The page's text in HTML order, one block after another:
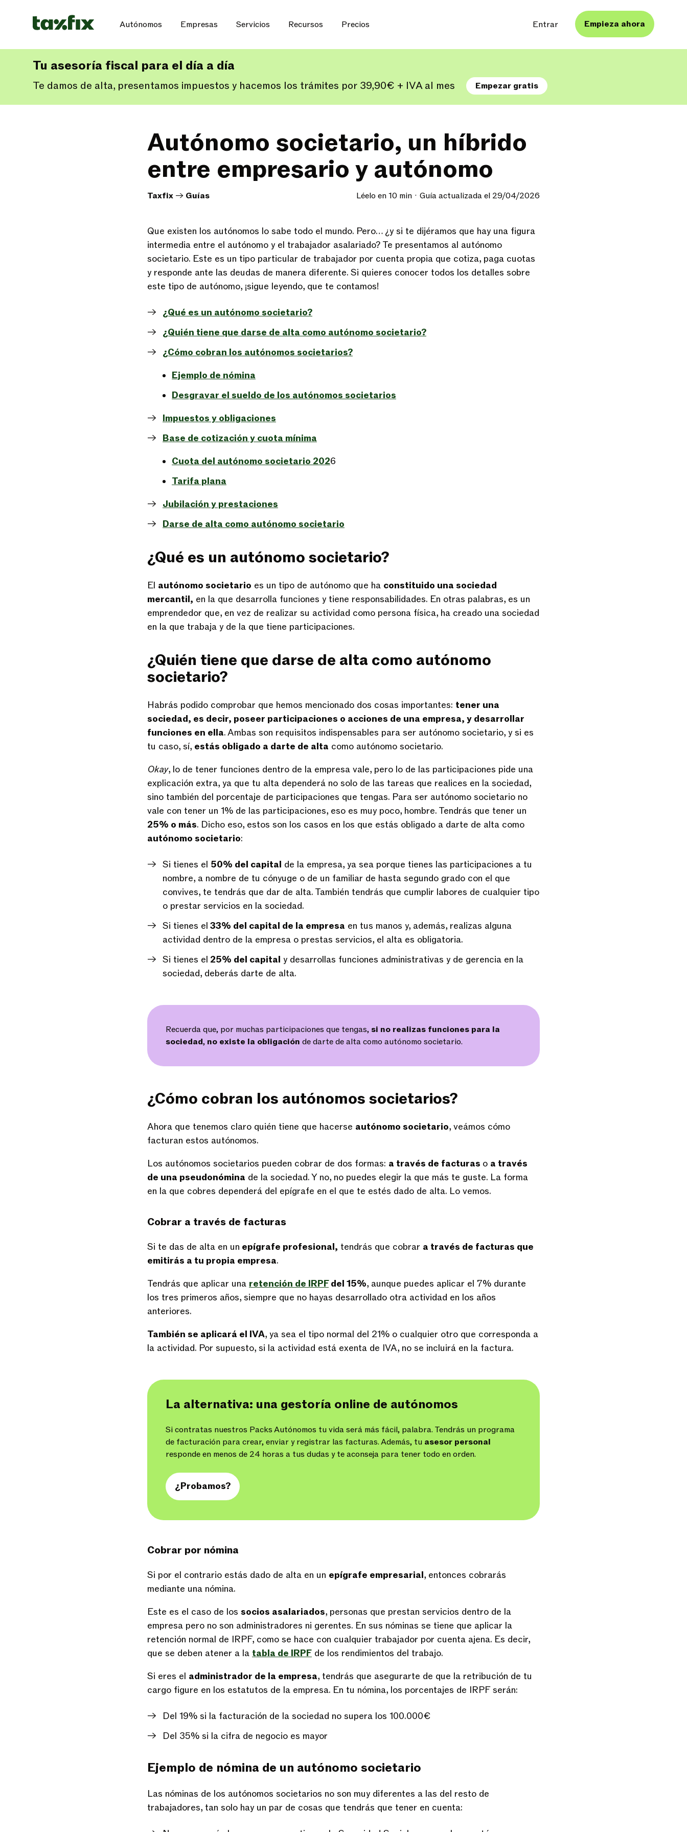
Autónomos Empresas Servicios Recursos Precios Entrar Empieza ahora
Tu asesoría fiscal para el día a día
Te damos de alta, presentamos impuestos y hacemos los trámites por 39,90€ + IVA al mes Empezar gratis
Autónomo societario, un híbrido
entre empresario y autónomo
Taxfix -> Guías Léelo en 10 min Guía actualizada el 29/04/2026
Que existen los autónomos lo sabe todo el mundo. Pero… ¿y si te dijéramos que hay una figura
intermedia entre el autónomo y el trabajador asalariado? Te presentamos al autónomo
societario. Este es un tipo particular de trabajador por cuenta propia que cotiza, paga cuotas
y responde ante las deudas de manera diferente. Si quieres conocer todos los detalles sobre
este tipo de autónomo, ¡sigue leyendo, que te contamos!
¿Qué es un autónomo societario?
¿Quién tiene que darse de alta como autónomo societario?
¿Cómo cobran los autónomos societarios?
Ejemplo de nómina
Desgravar el sueldo de los autónomos societarios
Impuestos y obligaciones
Base de cotización y cuota mínima
Cuota del autónomo societario 2026
Tarifa plana
Jubilación y prestaciones
Darse de alta como autónomo societario
¿Qué es un autónomo societario?
El autónomo societario es un tipo de autónomo que ha constituido una sociedad
mercantil, en la que desarrolla funciones y tiene responsabilidades. En otras palabras, es un
emprendedor que, en vez de realizar su actividad como persona física, ha creado una sociedad
en la que trabaja y de la que tiene participaciones.
¿Quién tiene que darse de alta como autónomo
societario?
Habrás podido comprobar que hemos mencionado dos cosas importantes: tener una
sociedad, es decir, poseer participaciones o acciones de una empresa, y desarrollar
funciones en ella. Ambas son requisitos indispensables para ser autónomo societario, y si es
tu caso, sí, estás obligado a darte de alta como autónomo societario.
Okay, lo de tener funciones dentro de la empresa vale, pero lo de las participaciones pide una
explicación extra, ya que tu alta dependerá no solo de las tareas que realices en la sociedad,
sino también del porcentaje de participaciones que tengas. Para ser autónomo societario no
vale con tener un 1% de las participaciones, eso es muy poco, hombre. Tendrás que tener un
25% o más. Dicho eso, estos son los casos en los que estás obligado a darte de alta como
autónomo societario:
Si tienes el 50% del capital de la empresa, ya sea porque tienes las participaciones a tu
nombre, a nombre de tu cónyuge o de un familiar de hasta segundo grado con el que
convives, te tendrás que dar de alta. También tendrás que cumplir labores de cualquier tipo
o prestar servicios en la sociedad.
Si tienes el 33% del capital de la empresa en tus manos y, además, realizas alguna
actividad dentro de la empresa o prestas servicios, el alta es obligatoria.
Si tienes el 25% del capital y desarrollas funciones administrativas y de gerencia en la
sociedad, deberás darte de alta.
Recuerda que, por muchas participaciones que tengas,si no realizas funciones para la
sociedad, no existe la obligación de darte de alta como autónomo societario.
¿Cómo cobran los autónomos societarios?
Ahora que tenemos claro quién tiene que hacerse autónomo societario, veámos cómo
facturan estos autónomos.
Los autónomos societarios pueden cobrar de dos formas: a través de facturas o a través
de una pseudonómina de la sociedad. Y no, no puedes elegir la que más te guste. La forma
en la que cobres dependerá del epígrafe en el que te estés dado de alta. Lo vemos.
Cobrar a través de facturas
Si te das de alta en un epígrafe profesional, tendrás que cobrar a través de facturas que
emitirás a tu propia empresa.
Tendrás que aplicar una retención de IRPFdel 15%, aunque puedes aplicar el 7% durante
los tres primeros años, siempre que no hayas desarrollado otra actividad en los años
anteriores.
También se aplicará el IVA, ya sea el tipo normal del 21% o cualquier otro que corresponda a
la actividad. Por supuesto, si la actividad está exenta de IVA, no se incluirá en la factura.
La alternativa: una gestoría online de autónomos
Si contratas nuestros Packs Autónomos tu vida será más fácil, palabra. Tendrás un programa
de facturación para crear, enviar y registrar las facturas. Además, tu asesor personal
responde en menos de 24 horas a tus dudas y te aconseja para tener todo en orden.
¿Probamos?
Cobrar por nómina
Si por el contrario estás dado de alta en un epígrafe empresarial, entonces cobrarás
mediante una nómina.
Este es el caso de los socios asalariados, personas que prestan servicios dentro de la
empresa pero no son administradores ni gerentes. En sus nóminas se tiene que aplicar la
retención normal de IRPF, como se hace con cualquier trabajador por cuenta ajena. Es decir,
que se deben atener a la tabla de IRPF de los rendimientos del trabajo.
Si eres el administrador de la empresa, tendrás que asegurarte de que la retribución de tu
cargo figure en los estatutos de la empresa. En tu nómina, los porcentajes de IRPF serán:
Del 19% si la facturación de la sociedad no supera los 100.000€
Del 35% si la cifra de negocio es mayor
Ejemplo de nómina de un autónomo societario
Las nóminas de los autónomos societarios no son muy diferentes a las del resto de
trabajadores, tan solo hay un par de cosas que tendrás que tener en cuenta: